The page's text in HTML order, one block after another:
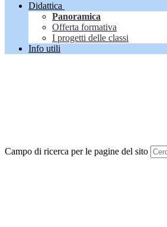
Didattica
Panoramica
Offerta formativa
I progetti delle classi
Info utili
Campo di ricerca per le pagine del sito